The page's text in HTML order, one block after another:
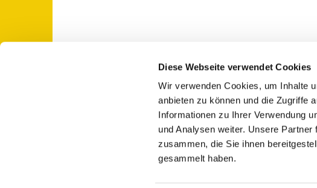
Diese Webseite verwendet Cookies
Wir verwenden Cookies, um Inhalte
anbieten zu können und die Zugriffe
Informationen zu Ihrer Verwendung
und Analysen weiter. Unsere
zusammen, die Sie ihnen
gesammelt haben.
St. Otto: Katholische Kirche Usedom-